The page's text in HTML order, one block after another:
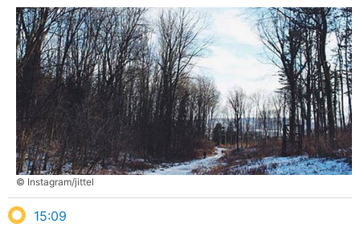
© Instagram/jittel
15:09